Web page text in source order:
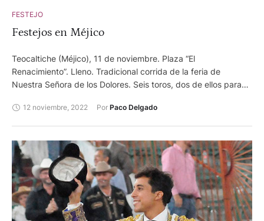
FESTEJO
Festejos en Méjico
Teocaltiche (Méjico), 11 de noviembre. Plaza “El
Renacimiento”. Lleno. Tradicional corrida de la feria de
Nuestra Señora de los Dolores. Seis toros, dos de ellos para
orejas. Arturo Saldívar, dos orejas y palmas. Fermín Espinosa
Taurino Internacional. Toros de Boquilla del Carmen, el quinto
recibió arrastre lento. Sergio Flores, ovación y oreja. Luis
David, oreja y dos orejas. Sergio Garza, ovación y ovación.
12 noviembre, 2022 Por Paco Delgado